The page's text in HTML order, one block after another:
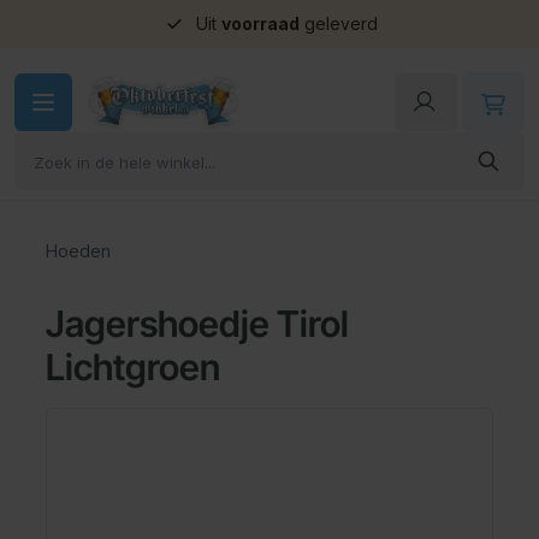
Uit voorraad geleverd
Hoeden
Jagershoedje Tirol
Lichtgroen